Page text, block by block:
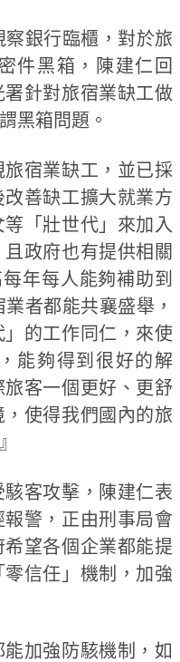
銀行臨櫃，對於旅
件黑箱，陳建仁回
針對旅宿業缺工做
黑箱問題。
宿業缺工，並已採
善缺工擴大就業方
「壯世代」來加入
政府也有提供相關
年每人能夠補助到
者都能共襄盛舉，
的工作同仁，來使
能夠得到很好的解
客一個更好、更舒
使得我們國內的旅
客攻擊，陳建仁表
警，正由刑事局會
望各個企業都能提
信任」機制，加強
加強防駭機制，如